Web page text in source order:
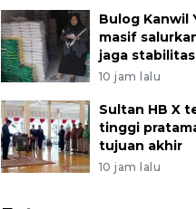
Bulog Kanwil
masif
jaga
10 jam lalu
Sultan HB X
tinggi
tujuan akhir
10 jam lalu